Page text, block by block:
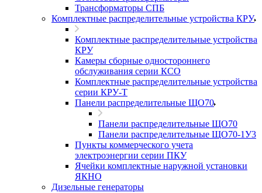
Трансформаторы СПБ
Комплектные распределительные устройства КРУ
Комплектные распределительные устройства
КРУ
Камеры сборные одностороннего
обслуживания серии КСО
Комплектные распределительные устройства
серии КРУ-Т
Панели распределительные ЩО70
Панели распределительные ЩО70
Панели распределительные ЩО70-1У3
Пункты коммерческого учета
электроэнергии серии ПКУ
Ячейки комплектные наружной установки
ЯКНО
Дизельные генераторы